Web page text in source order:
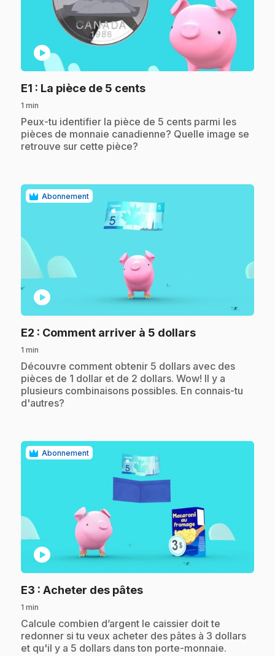
play_circle
E1 : La pièce de 5 cents.
1 min
.Peux-tu identifier la pièce de 5 cents parmi les
pièces de monnaie canadienne? Quelle image se
retrouve sur cette pièce?
Abonnement
play_circle
E2 : Comment arriver à 5 dollars.
1 min
.Découvre comment obtenir 5 dollars avec des
pièces de 1 dollar et de 2 dollars. Wow! Il y a
plusieurs combinaisons possibles. En connais-tu
d'autres?
Abonnement
play_circle
E3 : Acheter des pâtes.
1 min
.Calcule combien d’argent le caissier doit te
redonner si tu veux acheter des pâtes à 3 dollars
et qu'il y a 5 dollars dans ton porte-monnaie.